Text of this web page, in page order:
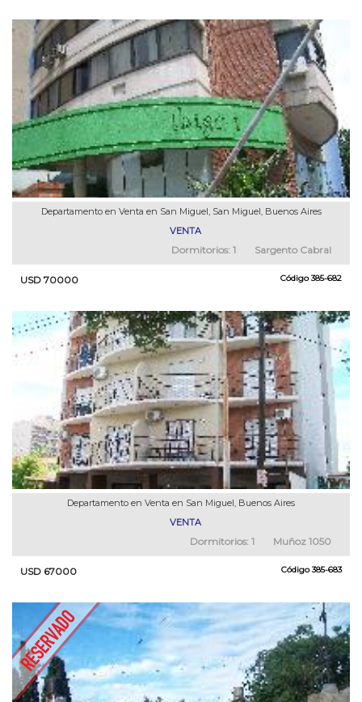
Departamento en Venta en San Miguel, San Miguel, Buenos Aires
VENTA
Sargento Cabral
Dormitorios: 1
Código385-682
USD 70000
Departamento en Venta en San Miguel, Buenos Aires
VENTA
Muñoz 1050
Dormitorios: 1
Código385-683
USD 67000